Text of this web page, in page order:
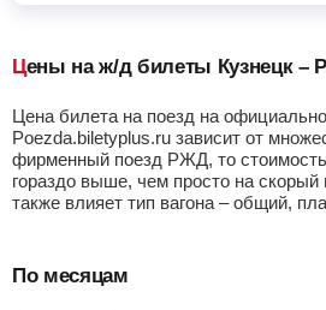
Цены на ж/д билеты Кузнецк –
Цена билета на поезд на
Poezda.biletyplus.ru зависит от
фирменный поезд РЖД, то стоимость
гораздо выше, чем просто на скорый
также влияет тип вагона – общий,
По месяцам